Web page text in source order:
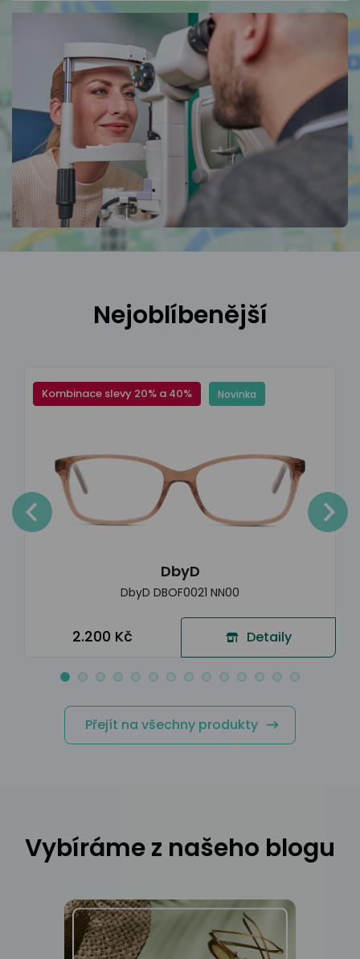
Nejoblíbenější
Novinka
Kombinace slevy 20% a 40%
DbyD
DbyD DBOF0021 NN00
2.200 Kč Detaily
Přejít na všechny produkty
Vybíráme z našeho blogu